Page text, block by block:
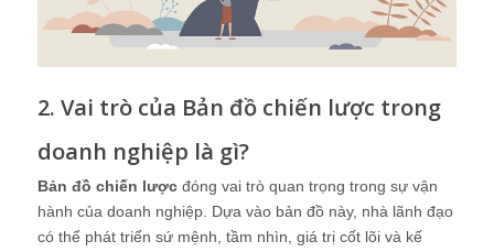
2. Vai trò của Bản đồ chiến lược trong
doanh nghiệp là gì?
Bản đồ chiến lược đóng vai trò quan trọng trong sự vận
hành của doanh nghiệp. Dựa vào bản đồ này, nhà lãnh đạo
có thể phát triển sứ mệnh, tầm nhìn, giá trị cốt lõi và kế